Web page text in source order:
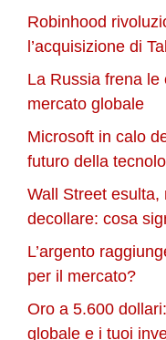
Robinhood
l’acquisizione di
La Russia frena le
mercato globale
Microsoft in calo
futuro della
Wall Street
decollare: cosa
L’argento
per il mercato?
Oro a 5.600
globale e i tuoi